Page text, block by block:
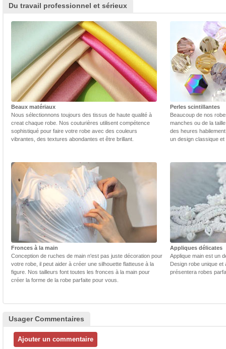
Du travail professionnel et sérieux
Beaux matériaux
Nous sélectionnons toujours des tissus de haute qualité à
creat chaque robe. Nos couturières utilisent compétence
sophistiqué pour faire votre robe avec des couleurs
vibrantes, des textures abondantes et être brillant.
Perles scintillantes
Beaucoup de nos
manches ou de la
des heures
un design classique
Fronces à la main
Conception de ruches de main n'est pas juste décoration pour
votre robe, il peut aider à créer une silhouette flatteuse à la
figure. Nos tailleurs font toutes les fronces à la main pour
créer la forme de la robe parfaite pour vous.
Appliques délicates
Applique main est un
Design robe unique et
présentera robes
Usager Commentaires